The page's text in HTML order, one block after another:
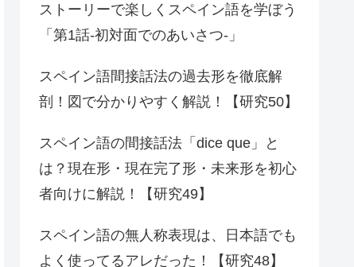
ストーリーで楽しくスペイン語を学ぼう
「第1話-初対面でのあいさつ-」
スペイン語間接話法の過去形を徹底解
剖！図で分かりやすく解説！【研究50】
スペイン語の間接話法「dice que」と
は？現在形・現在完了形・未来形を初心
者向けに解説！【研究49】
スペイン語の無人称表現は、日本語でも
よく使ってるアレだった！【研究48】